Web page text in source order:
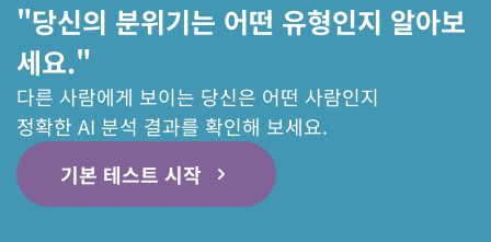
"당신의 분위기는 어떤 유형인지 알아보
세요."
다른 사람에게 보이는 당신은 어떤 사람인지
정확한 AI 분석 결과를 확인해 보세요.
기본 테스트 시작